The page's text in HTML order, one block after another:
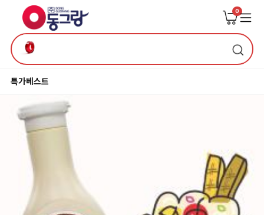
0
특가베스트